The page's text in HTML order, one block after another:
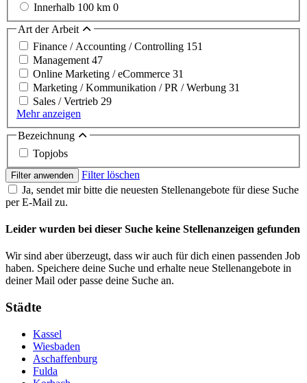
Innerhalb 100 km 0
Art der Arbeit
Finance / Accounting / Controlling 151
Management 47
Online Marketing / eCommerce 31
Marketing / Kommunikation / PR / Werbung 31
Sales / Vertrieb 29
Mehr anzeigen
Bezeichnung
Topjobs
Filter anwenden
Filter löschen
Ja, sendet mir bitte die neuesten Stellenangebote für diese Suche
per E-Mail zu.
Leider wurden bei dieser Suche keine Stellenanzeigen gefunden
Wir sind aber überzeugt, dass wir auch für dich einen passenden Job
haben. Speichere deine Suche und erhalte neue Stellenangebote in
deiner Mail oder passe deine Suche an.
Städte
Kassel
Wiesbaden
Aschaffenburg
Fulda